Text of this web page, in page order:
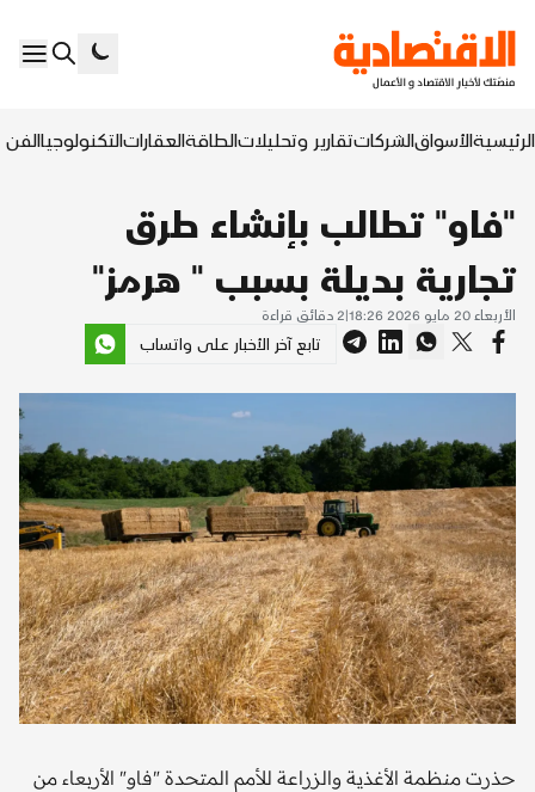
الرئيسيةالأسواقالشركاتتقارير وتحليلاتالطاقةالعقاراتالتكنولوجياالفن
"فاو" تطالب بإنشاء طرق
تجارية بديلة بسبب " هرمز"
الأربعاء 20 مايو 2026 18:26 |
2 دقائق قراءة
تابع آخر الأخبار على واتساب
حذرت منظمة الأغذية والزراعة للأمم المتحدة "فاو" الأربعاء من